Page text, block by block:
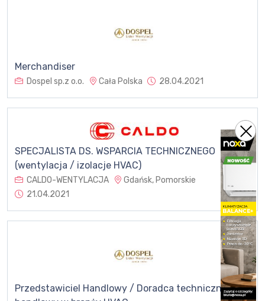
Merchandiser
Dospel sp.z o.o. Cała Polska 28.04.2021
SPECJALISTA DS. WSPARCIA TECHNICZNEGO
(wentylacja / izolacje HVAC)
CALDO-WENTYLACJA
Gdańsk, Pomorskie
21.04.2021
Przedstawiciel Handlowy / Doradca techniczno-